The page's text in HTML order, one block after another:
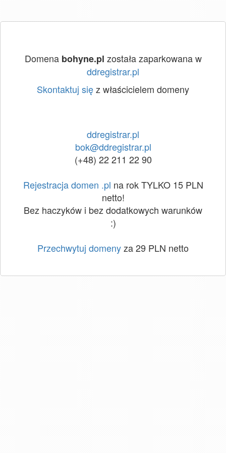
Domena bohyne.pl została zaparkowana w
ddregistrar.pl
Skontaktuj sięz właścicielem domeny
ddregistrar.pl
bok@ddregistrar.pl
(+48) 22 211 22 90
Rejestracja domen .pl na rok TYLKO 15 PLN
netto!
Bez haczyków i bez dodatkowych warunków
:)
Przechwytuj domenyza 29 PLN netto